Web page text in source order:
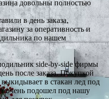
довольны полностью
в день заказа,
за оперативность и
по нашем
side-by-side фирмы
после заказа. Покупкой
в стакан лед под
очень подошел под нашу